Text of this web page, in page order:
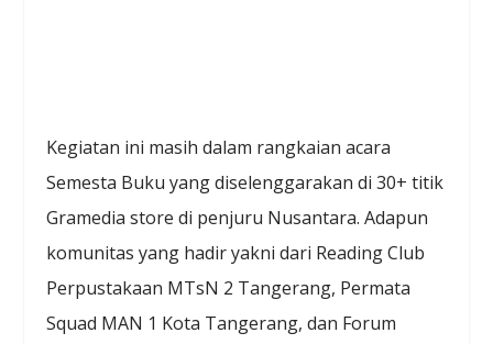
Kegiatan ini masih dalam rangkaian acara
Semesta Buku yang diselenggarakan di 30+ titik
Gramedia store di penjuru Nusantara. Adapun
komunitas yang hadir yakni dari Reading Club
Perpustakaan MTsN 2 Tangerang, Permata
Squad MAN 1 Kota Tangerang, dan Forum